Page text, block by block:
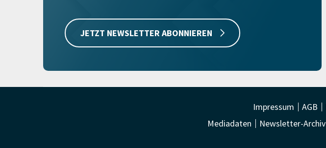
JETZT NEWSLETTER ABONNIEREN
Impressum AGB
Mediadaten
Newsletter-Archiv